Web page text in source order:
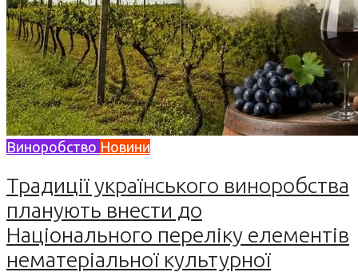
Виноробство Новини
Традиції українського виноробства
планують внести до
Національного переліку елементів
нематеріальної культурної